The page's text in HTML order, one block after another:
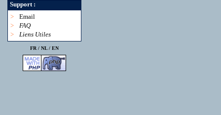
Support :
>
Email
>
FAQ
>
Liens Utiles
FR / NL/ EN